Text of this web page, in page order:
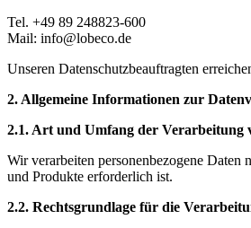
Tel. +49 89 248823-600
Mail: info@lobeco.de
Unseren Datenschutzbeauftragten
2. Allgemeine Informationen zur
2.1. Art und Umfang der Verarbeitung
Wir verarbeiten personenbezogene
und Produkte erforderlich ist.
2.2. Rechtsgrundlage für die